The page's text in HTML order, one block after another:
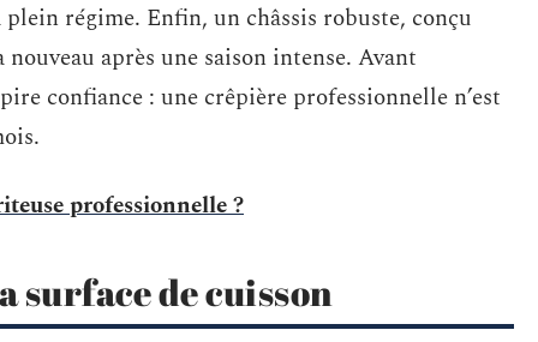
régime. Enfin, un châssis robuste, conçu
après une saison intense. Avant
confiance : une crêpière professionnelle n’est
professionnelle ?
surface de cuisson